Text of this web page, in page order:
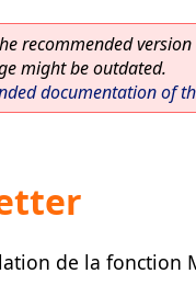
recommended
might be outdated.
documentation of
de la fonction